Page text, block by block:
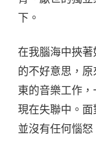
下。
在我腦海中挾
的不好意思，
東的音樂工作，
現在失聯中。
並沒有任何惱